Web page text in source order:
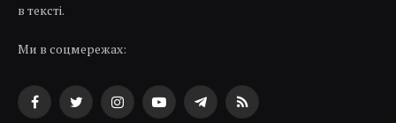
в тексті.
Ми в соцмережах:
FacebookTwitterInstagramYouTubeTelegramRSS